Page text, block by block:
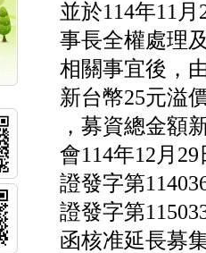
並於114年11
事長全權處理
相關事宜後，
新台幣25元溢
，募資總金額
會114年12月
證發字第
證發字第
函核准延長募